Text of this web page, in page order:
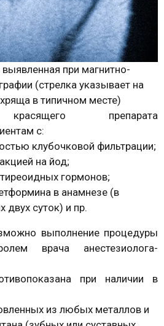
выявленная при магнитно-
(стрелка указывает на
в типичном месте)
красящего препарата
с:
клубочковой фильтрации;
на йод;
гормонов;
в анамнезе (в
двух суток) и пр.
выполнение процедуры
врача анестезиолога-
при наличии в
из любых металлов и